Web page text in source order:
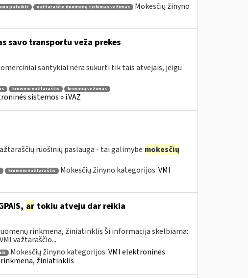
pateikti važtaraščio duomenų teikimas vežimas
Mokesčių žinyno
savo transportu veža prekes
santykiai nėra sukurti tik tais atvejais, jeigu
krovinio važtaraštis
krovinių vežimas
sistemos » i.VAZ
ruošinių paslauga - tai galimybė mokesčių
krovinio važtaraštis Mokesčių žinyno kategorijos:VMI
artokiu atveju dar reikia
rinkmena, žiniatinklis Ši informacija skelbiama:
važtaraščio...
Mokesčių žinyno kategorijos:VMI elektroninės
rinkmena, žiniatinklis